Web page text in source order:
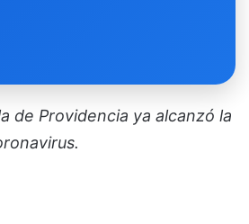
de Providencia ya alcanzó la